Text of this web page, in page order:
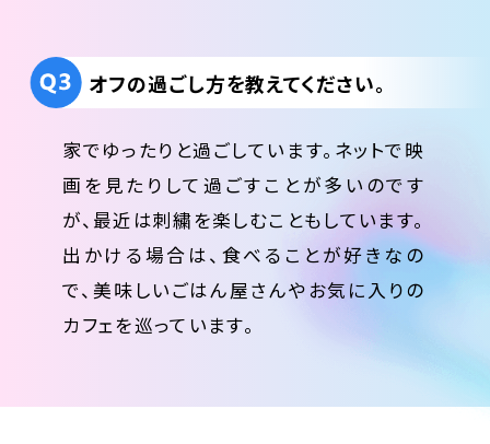
オフの過ごし方を教えてください。
家でゆったりと過ごしています。ネットで映
画を見たりして過ごすことが多いのです
が、最近は刺繍を楽しむこともしています。
出かける場合は、食べることが好きなの
で、美味しいごはん屋さんやお気に入りの
カフェを巡っています。